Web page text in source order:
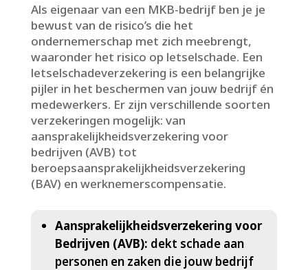
Als eigenaar van een MKB-bedrijf ben je je
bewust van de risico’s die het
ondernemerschap met zich meebrengt,
waaronder het risico op letselschade.​ Een
letselschadeverzekering is een belangrijke
pijler in het beschermen van jouw bedrijf én
medewerkers.​ Er zijn verschillende soorten
verzekeringen mogelijk: van
aansprakelijkheidsverzekering voor
bedrijven (AVB) tot
beroepsaansprakelijkheidsverzekering
(BAV) en werknemerscompensatie.​
Aansprakelijkheidsverzekering voor
Bedrijven (AVB): dekt schade aan
personen en zaken die jouw bedrijf